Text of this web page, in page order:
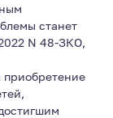
станет
N 48-ЗКО,